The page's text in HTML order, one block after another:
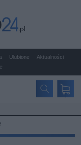
Ulubione
Aktualności